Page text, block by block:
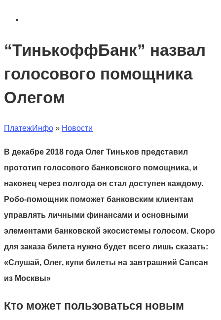
“ТинькоффБанк” назвал
голосового помощника
Олегом
ПлатежИнфо » Новости
В декабре 2018 года Олег Тиньков представил
прототип голосового банковского помощника, и
наконец через полгода он стал доступен каждому.
Робо-помощник поможет банковским клиентам
управлять личными финансами и основными
элементами банковской экосистемы голосом. Скоро
для заказа билета нужно будет всего лишь сказать:
«Слушай, Олег, купи билеты на завтрашний Сапсан
из Москвы»
Кто может пользоваться новым